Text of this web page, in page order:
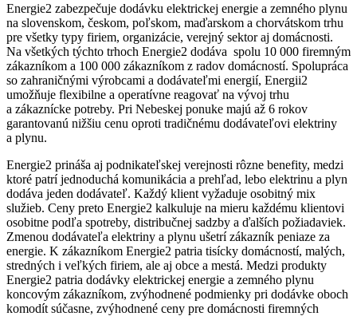
Energie2 zabezpečuje dodávku elektrickej energie a zemného plynu
na slovenskom, českom, poľskom, maďarskom a chorvátskom trhu
pre všetky typy firiem, organizácie, verejný sektor aj domácnosti.
Na všetkých týchto trhoch Energie2 dodáva spolu 10 000 firemným
zákazníkom a 100 000 zákazníkom z radov domácností. Spolupráca
so zahraničnými výrobcami a dodávateľmi energií, Energii2
umožňuje flexibilne a operatívne reagovať na vývoj trhu
a zákaznícke potreby. Pri Nebeskej ponuke majú až 6 rokov
garantovanú nižšiu cenu oproti tradičnému dodávateľovi elektriny
a plynu.
Energie2 prináša aj podnikateľskej verejnosti rôzne benefity, medzi
ktoré patrí jednoduchá komunikácia a prehľad, lebo elektrinu a plyn
dodáva jeden dodávateľ. Každý klient vyžaduje osobitný mix
služieb. Ceny preto Energie2 kalkuluje na mieru každému klientovi
osobitne podľa spotreby, distribučnej sadzby a ďalších požiadaviek.
Zmenou dodávateľa elektriny a plynu ušetrí zákazník peniaze za
energie. K zákazníkom Energie2 patria tisícky domácností, malých,
stredných i veľkých firiem, ale aj obce a mestá. Medzi produkty
Energie2 patria dodávky elektrickej energie a zemného plynu
koncovým zákazníkom, zvýhodnené podmienky pri dodávke oboch
komodít súčasne, zvýhodnené ceny pre domácnosti firemných